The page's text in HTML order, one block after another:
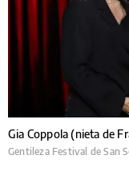
Gia Coppola (nieta de
Gentileza Festival de San